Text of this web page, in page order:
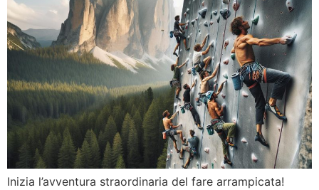
Inizia l’avventura straordinaria del fare arrampicata!